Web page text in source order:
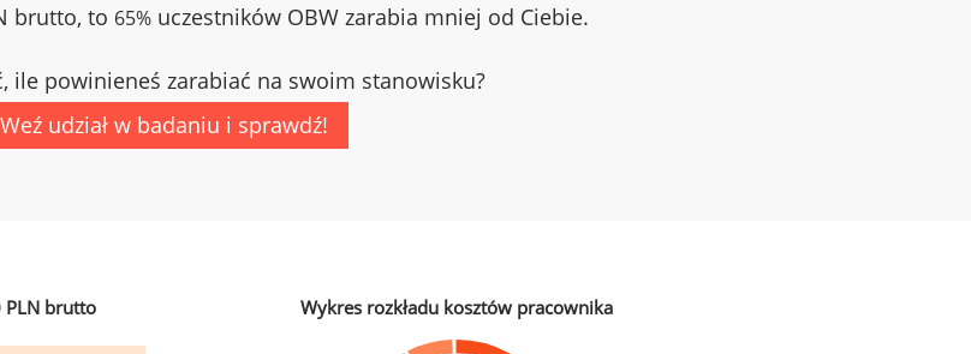
brutto, to 65% uczestników OBW zarabia mniej od Ciebie.
ile powinieneś zarabiać na swoim stanowisku?
Weź udział w badaniu i sprawdź!
PLN brutto Wykres rozkładu kosztów pracownika